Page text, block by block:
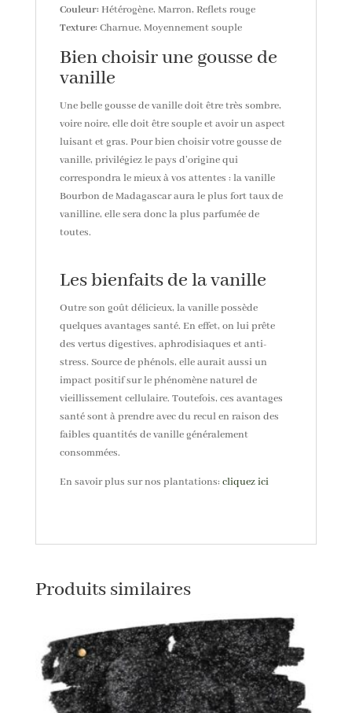
Couleur: Hétérogène, Marron, Reflets rouge
Texture: Charnue, Moyennement souple
Bien choisir une gousse de
vanille
Une belle gousse de vanille doit être très sombre,
voire noire, elle doit être souple et avoir un aspect
luisant et gras. Pour bien choisir votre gousse de
vanille, privilégiez le pays d’origine qui
correspondra le mieux à vos attentes : la vanille
Bourbon de Madagascar aura le plus fort taux de
vanilline, elle sera donc la plus parfumée de
toutes.
Les bienfaits de la vanille
Outre son goût délicieux, la vanille possède
quelques avantages santé. En effet, on lui prête
des vertus digestives, aphrodisiaques et anti-
stress. Source de phénols, elle aurait aussi un
impact positif sur le phénomène naturel de
vieillissement cellulaire. Toutefois, ces avantages
santé sont à prendre avec du recul en raison des
faibles quantités de vanille généralement
consommées.
En savoir plus sur nos plantations: cliquez ici
Produits similaires